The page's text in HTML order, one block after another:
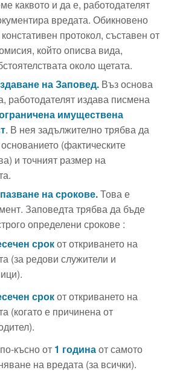
каквото и да е, работодателят
вредата. Обикновено
протокол, съставен от
който описва вида,
около щетата.
на Заповед.Въз основа
работодателят издава писмена
имуществена
. В нея задължително трябва да
(фактическите
и точният размер на
на срокове.Това е
Заповедта трябва да бъде
определени срокове :
срокот откриването на
(за редови служители и
срокот откриването на
(когато е причинена от
късно от 1 годинаот самото
на вредата (за всички).